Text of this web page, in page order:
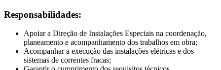
Responsabilidades:
Apoiar a Direção de Instalações Especiais na coordenação,
planeamento e acompanhamento dos trabalhos em obra;
Acompanhar a execução das instalações elétricas e dos
sistemas de correntes fracas;